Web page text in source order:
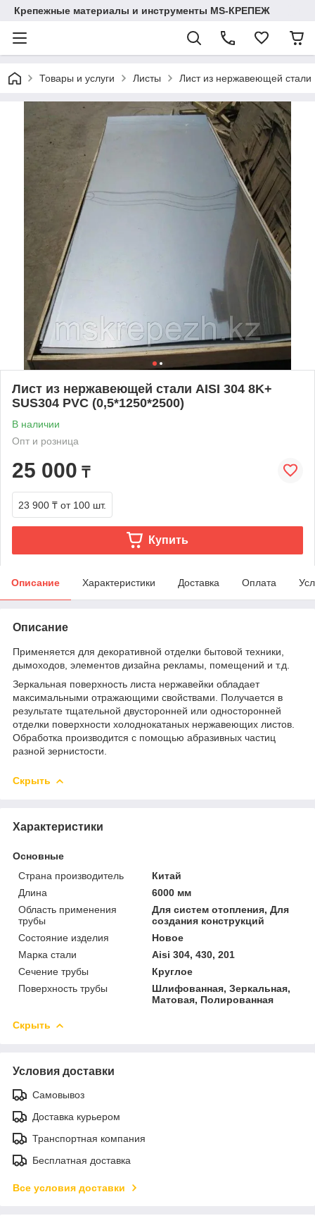
Крепежные материалы и инструменты MS-КРЕПЕЖ
Товары и услуги Листы Лист из нержавеющей стали
Лист из нержавеющей стали AISI 304 8K+
SUS304 PVC (0,5*1250*2500)
В наличии
Опт и розница
25 000 ₸
23 900 ₸ от 100 шт.
Купить
Описание Характеристики Доставка Оплата
Описание
Применяется для декоративной отделки бытовой техники,
дымоходов, элементов дизайна рекламы, помещений и т.д.
Зеркальная поверхность листа нержавейки обладает
максимальными отражающими свойствами. Получается в
результате тщательной двусторонней или односторонней
отделки поверхности холоднокатаных нержавеющих листов.
Обработка производится с помощью абразивных частиц
разной зернистости.
Скрыть
Характеристики
Основные
Страна производитель
Китай
Длина
6000 мм
Область применения
трубы
Для систем отопления, Для
создания конструкций
Состояние изделия
Новое
Марка стали
Aisi 304, 430, 201
Сечение трубы
Круглое
Поверхность трубы
Шлифованная, Зеркальная,
Матовая, Полированная
Скрыть
Условия доставки
Самовывоз
Доставка курьером
Транспортная компания
Бесплатная доставка
Все условия доставки